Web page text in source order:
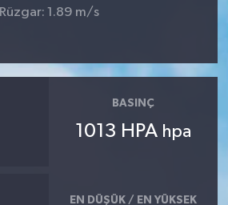
Rüzgar: 1.89 m/s
BASINÇ
1013 HPA hpa
EN DÜŞÜK / EN YÜKSEK